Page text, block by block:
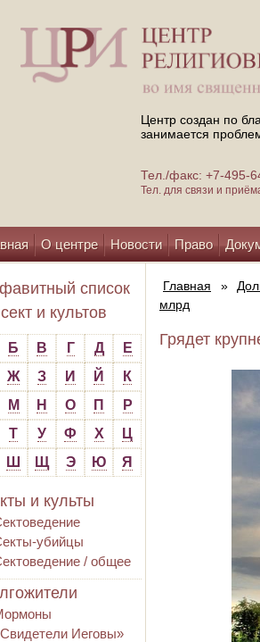
Центр создан по
занимается
Тел./факс: +7-
Тел. для связи и
О центре Новости Право
центрусписок
сект и культов
Б В Г Д
Е
Ж З И Й
К
М Н О П
Р
Т У Ф Х
Ц
Ш Щ Э Ю Я
и культы
убийцы
/ общее
Иеговы»
Главная »
млрд
Грядет